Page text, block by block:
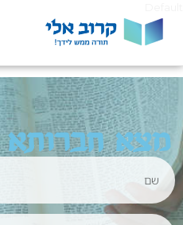
מצא חברותא